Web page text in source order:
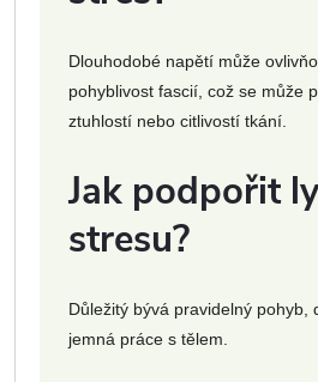
Dlouhodobé napětí může
pohyblivost fascií, což se může
ztuhlostí nebo citlivostí tkání.
Jak podpořit
stresu?
Důležitý bývá pravidelný pohyb,
jemná práce s tělem.